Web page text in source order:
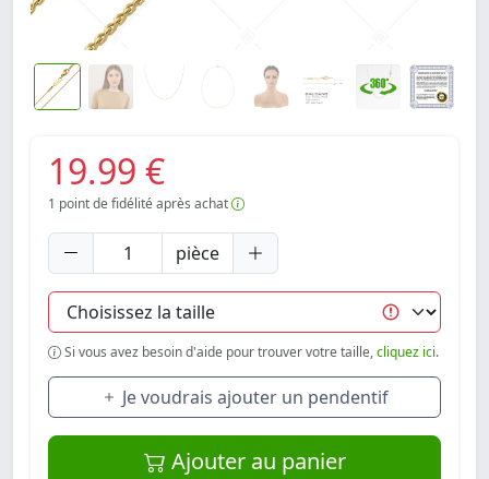
19.99 €
1 point de fidélité après achat
pièce
Si vous avez besoin d'aide pour trouver votre taille,cliquez ici.
Je voudrais ajouter un pendentif
Ajouter au panier